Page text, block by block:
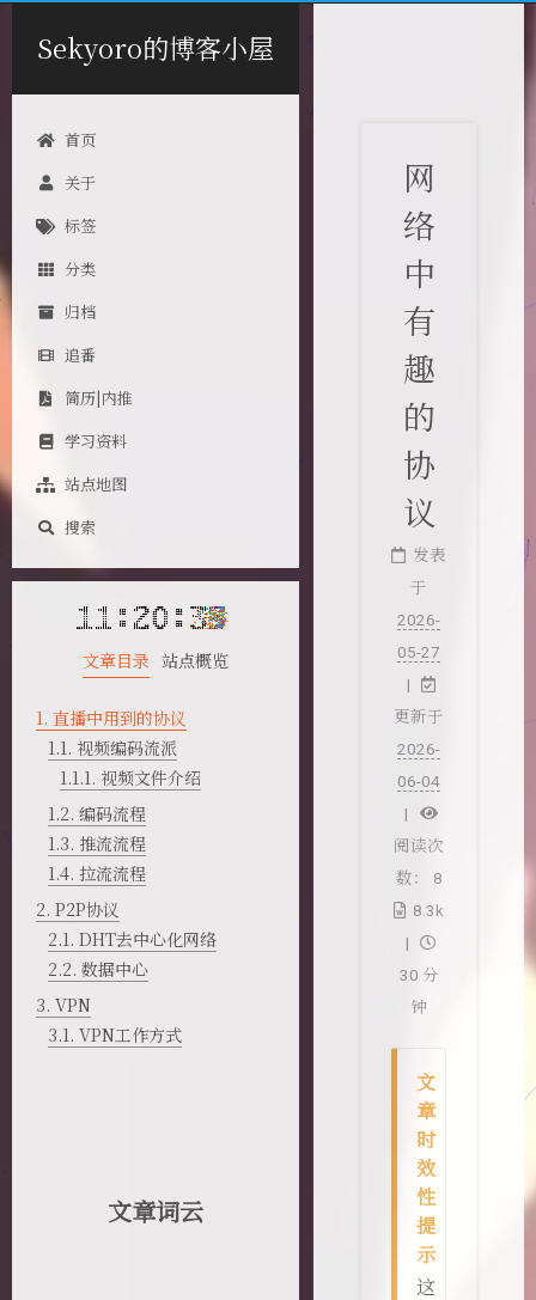
Sekyoro的博客小屋
首页
关于
标签
分类
归档
追番
简历|内推
学习资料
站点地图
搜索
网
络
中
有
趣
的
协
议
发表
于
2026-
05-27
更新于
2026-
06-04
阅读次
数：
8
8.3k
30 分
钟
文
章
时
效
性
提
示
这
文章目录 站点概览
1. 直播中用到的协议
1.1. 视频编码流派
1.1.1. 视频文件介绍
1.2. 编码流程
1.3. 推流流程
1.4. 拉流流程
2. P2P协议
2.1. DHT去中心化网络
2.2. 数据中心
3. VPN
3.1. VPN工作方式
文章词云